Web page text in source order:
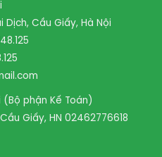
Dịch, Cầu Giấy, Hà Nội
(Bộ phận Kế Toán)
Giấy, HN 02462776618